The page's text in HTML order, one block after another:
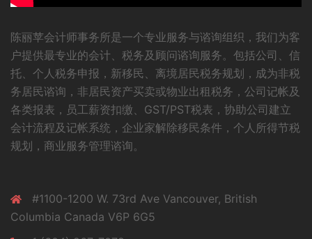
陈丽苹会计师事务所是一个专业服务与谘询组织，我们为客
户提供最专业的会计、税务及顾问谘询服务。包括公司、信
托、个人税务申报，新移民、离境居民税务规划，成为非税
务居民谘询，非居民资产买卖或物业出租税务，公司记帐及
各类报表，员工薪资扣缴、GST/PST税表，协助公司建立
会计流程及记帐系统，企业家解除移民条件，个人所得节税
规划，商业服务管理谘询。
#1100-1200 W. 73rd Ave Vancouver, British
Columbia Canada V6P 6G5